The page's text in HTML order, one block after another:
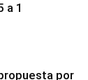
a 1
por